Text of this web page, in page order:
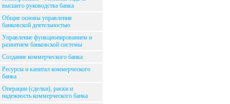
высшего руководства банка
Общие основы управления
банковской деятельностью
Управление функционированием и
развитием банковской системы
Создание коммерческого банка
Ресурсы и капитал коммерческого
банка
Операции (сделки), риски и
надежность коммерческого банка